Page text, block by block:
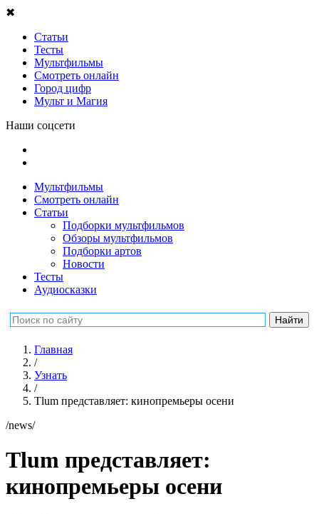
✖
Статьи
Тесты
Мультфильмы
Смотреть онлайн
Город цифр
Мульт и Магия
Наши соцсети
Мультфильмы
Смотреть онлайн
Статьи
Подборки мультфильмов
Обзоры мультфильмов
Подборки артов
Новости
Тесты
Аудиосказки
Главная
/
Узнать
/
Tlum представляет: кинопремьеры осени
/news/
Tlum представляет:
кинопремьеры осени